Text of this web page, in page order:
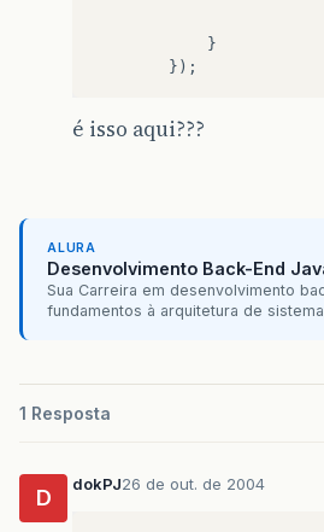
}
});
é isso aqui???
ALURA
Desenvolvimento Back-End
Sua Carreira em desenvolvimento
fundamentos à arquitetura de
1 Resposta
D
dokPJ26 de out. de 2004